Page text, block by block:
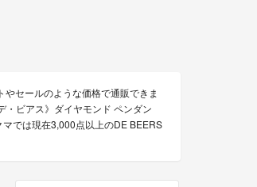
セールのような価格で通販できま
ビアス》ダイヤモンド ペンダン
では現在3,000点以上のDE BEERS